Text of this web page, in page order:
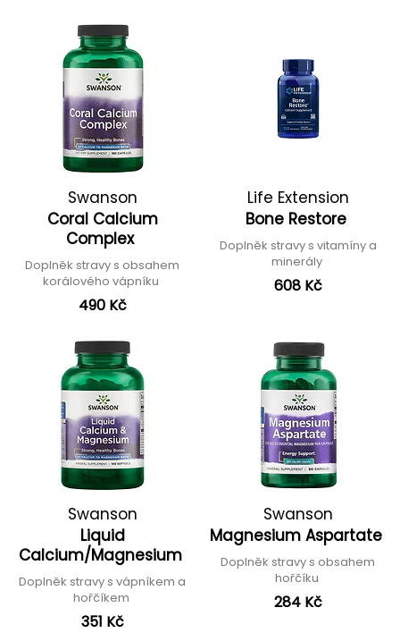
Swanson
Coral Calcium
Complex
Doplněk stravy s obsahem
korálového vápníku
490 Kč
Life Extension
Bone Restore
Doplněk stravy s vitamíny a
minerály
608 Kč
Swanson
Liquid
Calcium/Magnesium
Doplněk stravy s vápníkem a
hořčíkem
351 Kč
Swanson
Magnesium Aspartate
Doplněk stravy s obsahem
hořčíku
284 Kč